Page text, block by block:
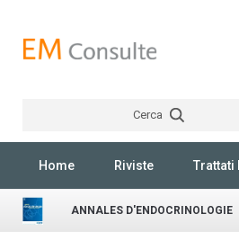
Cerca
Home Riviste Trattati
ANNALES D'ENDOCRINOLOGIE